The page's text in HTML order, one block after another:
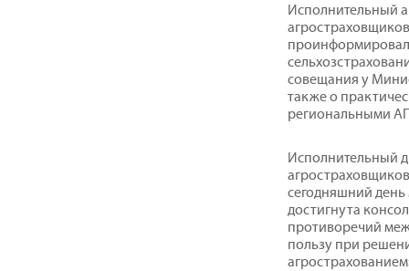
Исполнительный
совещания у
также о
региональными
Исполнительный
сегодняшний
достигнута
противоречий
пользу при